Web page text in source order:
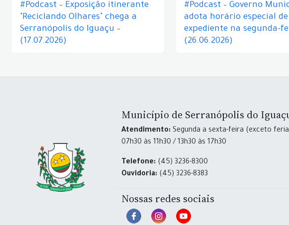
#Podcast – Exposição itinerante
"Reciclando Olhares" chega a
Serranópolis do Iguaçu –
(17.07.2026)
#Podcast – Governo
adota horário especial de
expediente na segunda-
(26.06.2026)
Município de Serranópolis do
Atendimento: Segunda a sexta-feira (exceto
07h30 às 11h30 / 13h30 às 17h30
Telefone: (45) 3236-8300
Ouvidoria: (45) 3236-8383
Nossas redes sociais